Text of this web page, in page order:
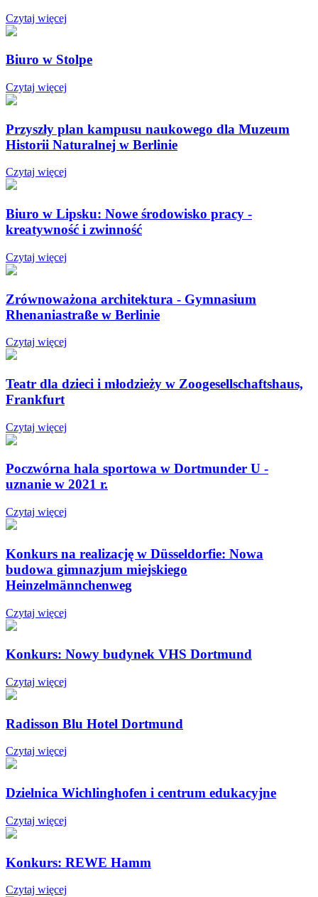
Czytaj więcej
Biuro w Stolpe
Czytaj więcej
Przyszły plan kampusu naukowego dla Muzeum
Historii Naturalnej w Berlinie
Czytaj więcej
Biuro w Lipsku: Nowe środowisko pracy -
kreatywność i zwinność
Czytaj więcej
Zrównoważona architektura - Gymnasium
Rhenaniastraße w Berlinie
Czytaj więcej
Teatr dla dzieci i młodzieży w Zoogesellschaftshaus,
Frankfurt
Czytaj więcej
Poczwórna hala sportowa w Dortmunder U -
uznanie w 2021 r.
Czytaj więcej
Konkurs na realizację w Düsseldorfie: Nowa
budowa gimnazjum miejskiego
Heinzelmännchenweg
Czytaj więcej
Konkurs: Nowy budynek VHS Dortmund
Czytaj więcej
Radisson Blu Hotel Dortmund
Czytaj więcej
Dzielnica Wichlinghofen i centrum edukacyjne
Czytaj więcej
Konkurs: REWE Hamm
Czytaj więcej